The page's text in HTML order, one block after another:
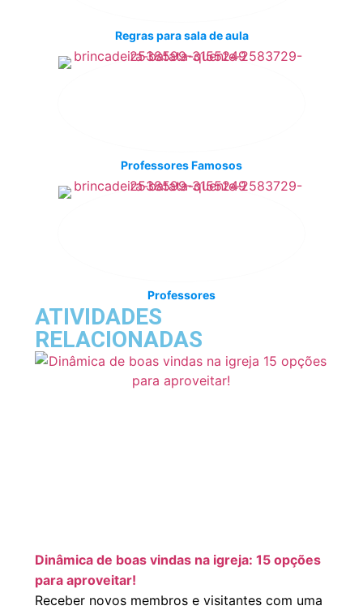
Regras para sala de aula
Professores Famosos
Professores
ATIVIDADES
RELACIONADAS
Dinâmica de boas vindas na igreja: 15 opções
para aproveitar!
Receber novos membros e visitantes com uma